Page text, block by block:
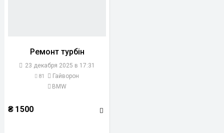
Ремонт турбін
23 декабря 2025 в 17:31
81
Гайворон
BMW
₴ 1 500